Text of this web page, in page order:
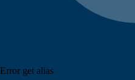
Error get alias